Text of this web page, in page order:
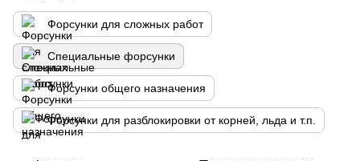
Форсунки для сложных работ
Специальные форсунки
Форсунки общего назначения
Форсунки для разблокировки от корней, льда и т.п.